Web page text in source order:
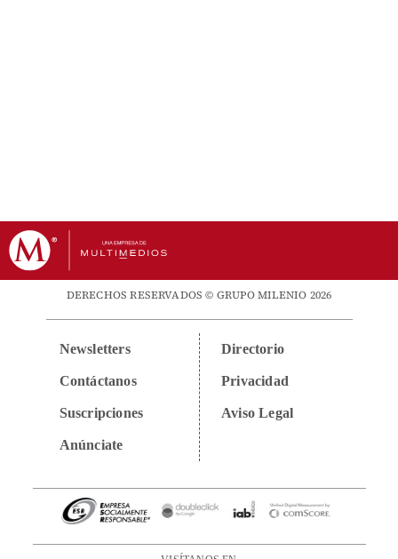
DERECHOS RESERVADOS © GRUPO MILENIO 2026
Newsletters
Contáctanos
Suscripciones
Anúnciate
Directorio
Privacidad
Aviso Legal